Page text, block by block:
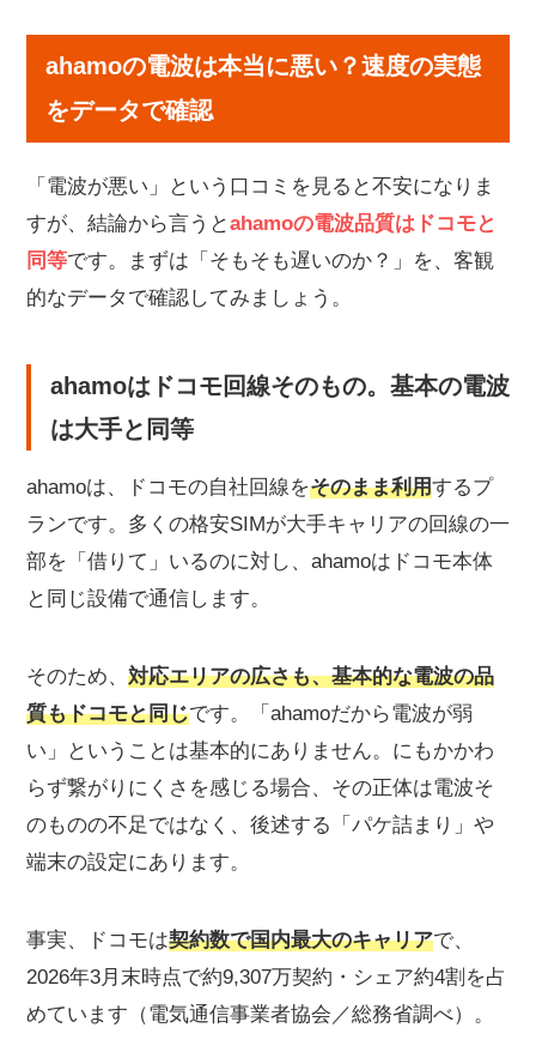
ahamoはドコモ回線そのもの。基本の電波は大手と同
実測速度はどれくらい？「遅くて使えない」は本当か
の原因
①人口密集地で起きる「パケ詰まり」
②5G表示なのに止まる「パケ止まり」
③地下・建物内・電車内など場所の影響
ahamoが繋がらない・遅いときの対処法
①端末の再起動・機内モードのON/OFF
③ネットワーク設定のリセット
④構成プロファイルの削除（iPhone）
⑤場所・状況別の対処法
今日だけ急に繋がらない？通信障害とエリアの確
通信障害が起きていないか確認する
自分の生活圏がエリア内か確認する
ahamoの電波・繋がりやすさの口コミ・評判
「安定していて快適」という良い口コミ
「繋がらない・遅い」悪い口コミ（場所・状況別）
それでも改善しない場合のおすすめ乗り換え先3
に
LINEMO｜ソフトバンク回線でahamoと同水準の料金
UQモバイル｜au回線で都市部でも安定
ahamoの電波は本当に悪い？速度の実態
をデータで確認
「電波が悪い」という口コミを見ると不安になりま
すが、結論から言うとahamoの電波品質はドコモと
同等です。まずは「そもそも遅いのか？」を、客観
的なデータで確認してみましょう。
ahamoはドコモ回線そのもの。基本の電波
は大手と同等
ahamoは、ドコモの自社回線をそのまま利用するプ
ランです。多くの格安SIMが大手キャリアの回線の一
部を「借りて」いるのに対し、ahamoはドコモ本体
と同じ設備で通信します。
そのため、 対応エリアの広さも、基本的な電波の品
質もドコモと同じです。「ahamoだから電波が弱
い」ということは基本的にありません。にもかかわ
らず繋がりにくさを感じる場合、その正体は電波そ
のものの不足ではなく、後述する「パケ詰まり」や
端末の設定にあります。
事実、ドコモは契約数で国内最大のキャリアで、
2026年3月末時点で約9,307万契約・シェア約4割を占
めています（電気通信事業者協会／総務省調べ）。